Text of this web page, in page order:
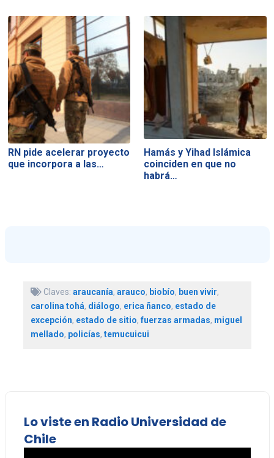
RN pide acelerar proyecto
que incorpora a las…
Hamás y Yihad Islámica
coinciden en que no
habrá…
Claves: araucanía, arauco, biobío, buen vivir,
carolina tohá, diálogo, erica ñanco, estado de
excepción, estado de sitio,fuerzas armadas, miguel
mellado, policías, temucuicui
Lo viste en Radio Universidad de
Chile